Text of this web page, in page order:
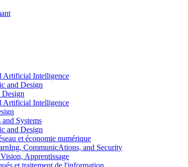
Intelligence
and Design
Intelligence
Systems
and Design
et économie numérique
CommunicAtions, and Security
Apprentissage
et traitement de l'information